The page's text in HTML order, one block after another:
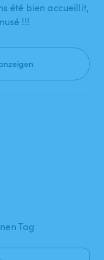
été bien accueillit,
!!!
Tag